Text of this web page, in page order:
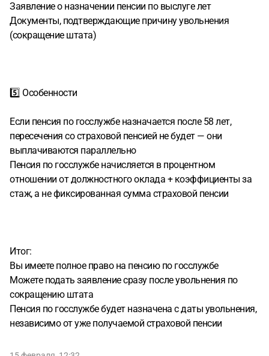
Заявление о назначении пенсии по выслуге лет
Документы, подтверждающие причину увольнения
(сокращение штата)
5️⃣ Особенности
Если пенсия по госслужбе назначается после 58 лет,
пересечения со страховой пенсией не будет — они
выплачиваются параллельно
Пенсия по госслужбе начисляется в процентном
отношении от должностного оклада + коэффициенты за
стаж, а не фиксированная сумма страховой пенсии
Итог:
Вы имеете полное право на пенсию по госслужбе
Можете подать заявление сразу после увольнения по
сокращению штата
Пенсия по госслужбе будет назначена с даты увольнения,
независимо от уже получаемой страховой пенсии